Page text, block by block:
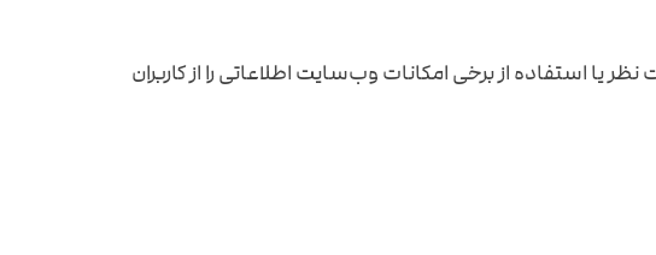
یا استفاده از برخی امکانات وب‌سایت اطلاعاتی را از کاربران